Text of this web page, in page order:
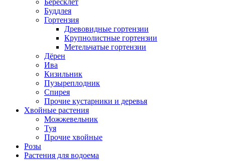
Бересклет
Буддлея
Гортензия
Древовидные гортензии
Крупнолистные гортензии
Метельчатые гортензии
Дёрен
Ива
Кизильник
Пузыреплодник
Спирея
Прочие кустарники и деревья
Хвойные растения
Можжевельник
Туя
Прочие хвойные
Розы
Растения для водоема